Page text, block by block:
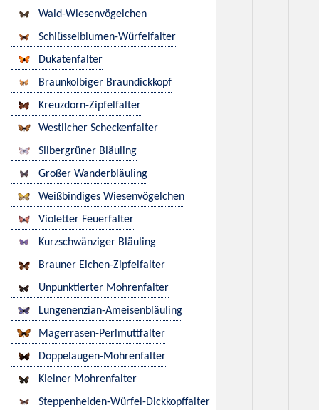
Wald-Wiesenvögelchen
Schlüsselblumen-Würfelfalter
Dukatenfalter
Braunkolbiger Braundickkopf
Kreuzdorn-Zipfelfalter
Westlicher Scheckenfalter
Silbergrüner Bläuling
Großer Wanderbläuling
Weißbindiges Wiesenvögelchen
Violetter Feuerfalter
Kurzschwänziger Bläuling
Brauner Eichen-Zipfelfalter
Unpunktierter Mohrenfalter
Lungenenzian-Ameisenbläuling
Magerrasen-Perlmuttfalter
Doppelaugen-Mohrenfalter
Kleiner Mohrenfalter
Steppenheiden-Würfel-Dickkopffalter